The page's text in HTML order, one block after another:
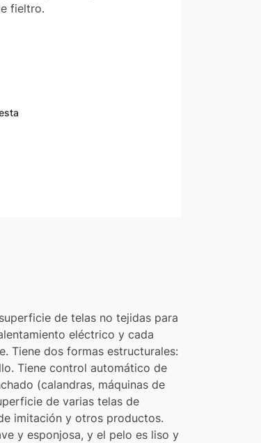
fieltro.
de telas no tejidas para
eléctrico y cada
Tiene dos formas estructurales:
Tiene control automático de
(calandras, máquinas de
de varias telas de
imitación y otros productos.
y esponjosa, y el pelo es liso y